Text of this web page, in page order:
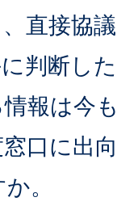
直接協
判断し
報は今
口に出
。